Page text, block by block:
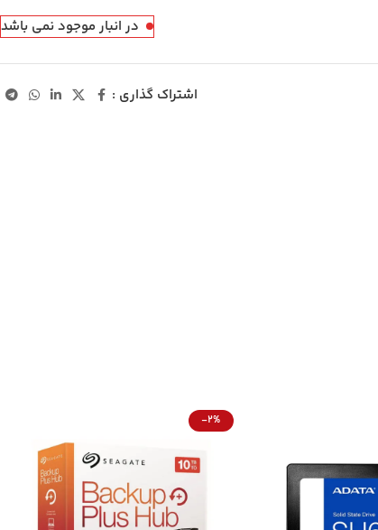
در انبار موجود نمی باشد
اشتراک گذاری :
-2%